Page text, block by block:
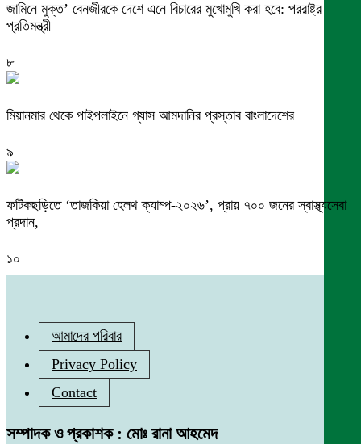
জামিনে মুক্ত’ বেনজীরকে দেশে এনে বিচারের মুখোমুখি করা হবে: পররাষ্ট্র
প্রতিমন্ত্রী
৮
মিয়ানমার থেকে পাইপলাইনে গ্যাস আমদানির প্রস্তাব বাংলাদেশের
৯
ফটিকছড়িতে ‘তাজকিয়া হেলথ ক্যাম্প-২০২৬’, প্রায় ৭০০ জনের স্বাস্থ্যসেবা
প্রদান,
১০
আমাদের পরিবার
Privacy Policy
Contact
সম্পাদক ও প্রকাশক : মোঃ রানা আহমেদ